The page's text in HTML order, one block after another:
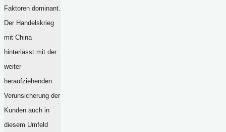
Faktoren dominant.
Der Handelskrieg
mit China
hinterlässt mit der
weiter
heraufziehenden
Verunsicherung der
Kunden auch in
diesem Umfeld